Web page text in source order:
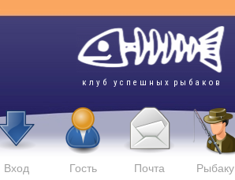
к л у б у с п е ш н ы х р ы б а к о в
Вход Гость Почта Рыбаку